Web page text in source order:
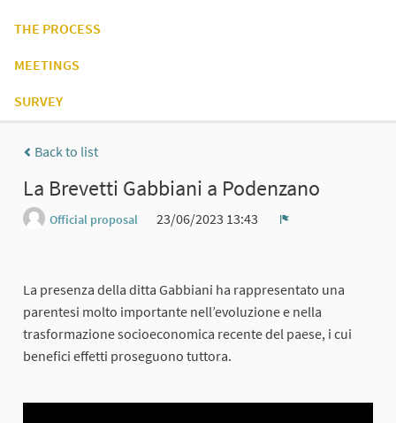
THE PROCESS
MEETINGS
SURVEY
Back to list
La Brevetti Gabbiani a Podenzano
Official proposal
23/06/2023 13:43
La presenza della ditta Gabbiani ha rappresentato una
parentesi molto importante nell’evoluzione e nella
trasformazione socioeconomica recente del paese, i cui
benefici effetti proseguono tuttora.